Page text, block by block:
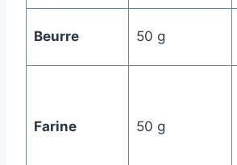
Beurre 50 g
Farine 50 g